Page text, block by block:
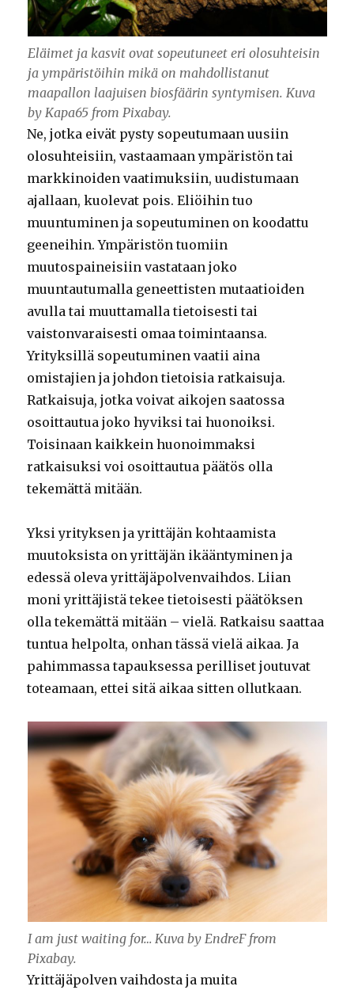
Eläimet ja kasvit ovat sopeutuneet eri olosuhteisin
ja ympäristöihin mikä on mahdollistanut
maapallon laajuisen biosfäärin syntymisen. Kuva
by Kapa65 from Pixabay.
Ne, jotka eivät pysty sopeutumaan uusiin
olosuhteisiin, vastaamaan ympäristön tai
markkinoiden vaatimuksiin, uudistumaan
ajallaan, kuolevat pois. Eliöihin tuo
muuntuminen ja sopeutuminen on koodattu
geeneihin. Ympäristön tuomiin
muutospaineisiin vastataan joko
muuntautumalla geneettisten mutaatioiden
avulla tai muuttamalla tietoisesti tai
vaistonvaraisesti omaa toimintaansa.
Yrityksillä sopeutuminen vaatii aina
omistajien ja johdon tietoisia ratkaisuja.
Ratkaisuja, jotka voivat aikojen saatossa
osoittautua joko hyviksi tai huonoiksi.
Toisinaan kaikkein huonoimmaksi
ratkaisuksi voi osoittautua päätös olla
tekemättä mitään.
Yksi yrityksen ja yrittäjän kohtaamista
muutoksista on yrittäjän ikääntyminen ja
edessä oleva yrittäjäpolvenvaihdos. Liian
moni yrittäjistä tekee tietoisesti päätöksen
olla tekemättä mitään – vielä. Ratkaisu saattaa
tuntua helpolta, onhan tässä vielä aikaa. Ja
pahimmassa tapauksessa perilliset joutuvat
toteamaan, ettei sitä aikaa sitten ollutkaan.
I am just waiting for… Kuva by EndreF from
Pixabay.
Yrittäjäpolven vaihdosta ja muita